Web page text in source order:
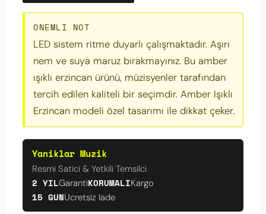
ONEMLI NOT
LED sistem ritme duyarlı çalışmaktadır. Aşırı
nem ve suya maruz bırakmayınız. Bu amber
ışıklı erzincan ürünü, müzisyenler tarafından
tercih edilen kaliteli bir seçimdir. Amber Işıklı
Erzincan modeli özel tasarımı ile dikkat çeker.
Yaniklar Muzik
Resmi Satici & Yetkili Temsilci
2 YILGarantiKORUMALIKargo
15 GUNUcretsiz Iade